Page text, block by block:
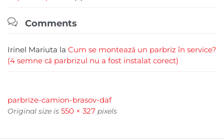
 Comments
Irinel Mariuta la Cum se montează un parbriz în service?
(4 semne că parbrizul nu a fost instalat corect)
parbrize-camion-brasov-daf
Original size is 550 × 327 pixels